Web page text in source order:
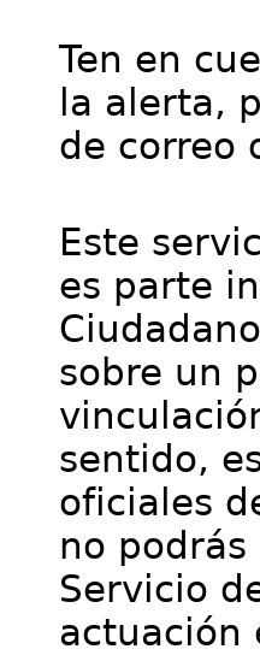
Ten en
la alerta,
de correo
Este
es parte
sobre un
sentido,
oficiales
no
Servicio
actuación